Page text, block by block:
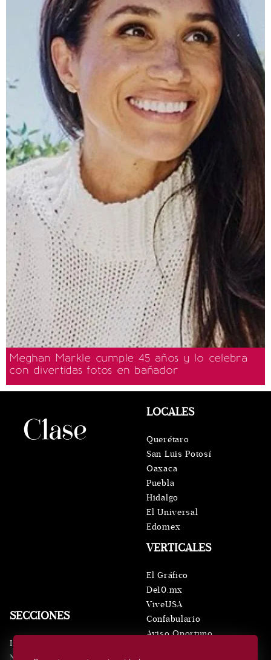
Meghan Markle cumple 45 años y lo celebra
con divertidas fotos en bañador
SECCIONES
Inicio
Noticias
VERTICALES
El Gráfico
De10.mx
ViveUSA
Confabulario
Aviso Oportuno
LOCALES
Querétaro
San Luis Potosí
Oaxaca
Puebla
Hidalgo
El Universal
Edomex